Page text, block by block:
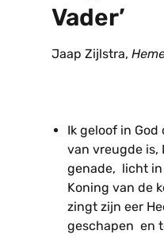
Vader’
Jaap Zijlstra,
Ik geloof in God
van vreugde is,
genade, licht in
Koning van de
zingt zijn eer
geschapen en